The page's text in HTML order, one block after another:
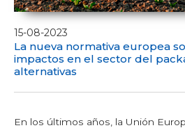
15-08-2023
La nueva normativa europea
impactos en el sector del
alternativas
En los últimos años, la Unión